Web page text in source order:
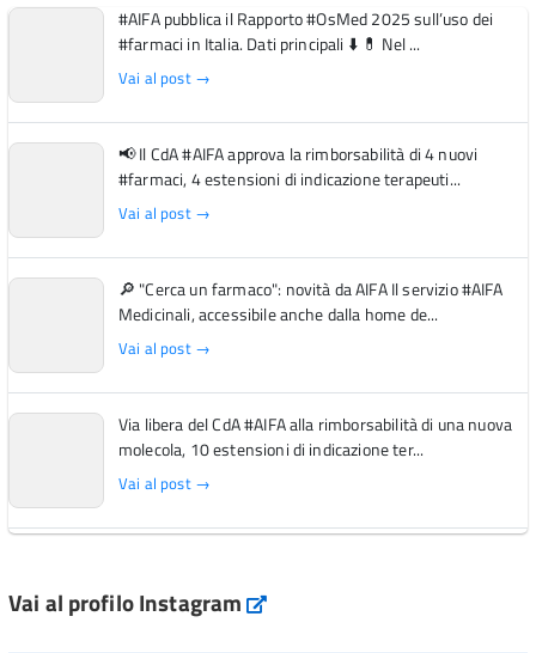
#AIFA pubblica il Rapporto #OsMed 2025 sull’uso dei
#farmaci in Italia. Dati principali ⬇️ 💊 Nel ...
Vai al post →
📢 Il CdA #AIFA approva la rimborsabilità di 4 nuovi
#farmaci, 4 estensioni di indicazione terapeuti...
Vai al post →
🔎 "Cerca un farmaco": novità da AIFA Il servizio #AIFA
Medicinali, accessibile anche dalla home de...
Vai al post →
Via libera del CdA #AIFA alla rimborsabilità di una nuova
molecola, 10 estensioni di indicazione ter...
Vai al post →
Vai al post →
Vai al profilo Instagram Instagram